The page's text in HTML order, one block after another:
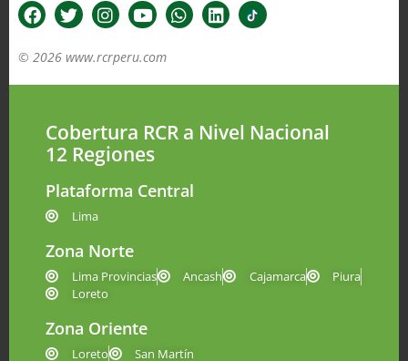
© 2026 www.rcrperu.com
Cobertura RCR a Nivel Nacional
12 Regiones
Plataforma Central
Lima
Zona Norte
Lima Provincias Ancash Cajamarca
Piura
Loreto
Zona Oriente
Loreto San Martín